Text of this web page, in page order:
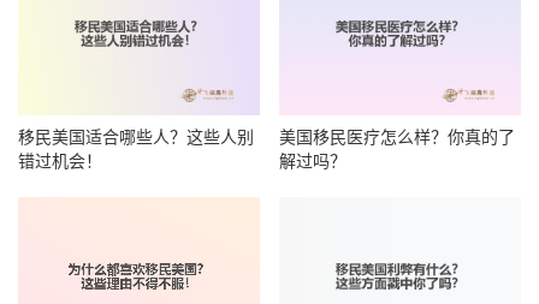
移民美国适合哪些人？这些人别
错过机会！
美国移民医疗怎么样？你真的了
解过吗？